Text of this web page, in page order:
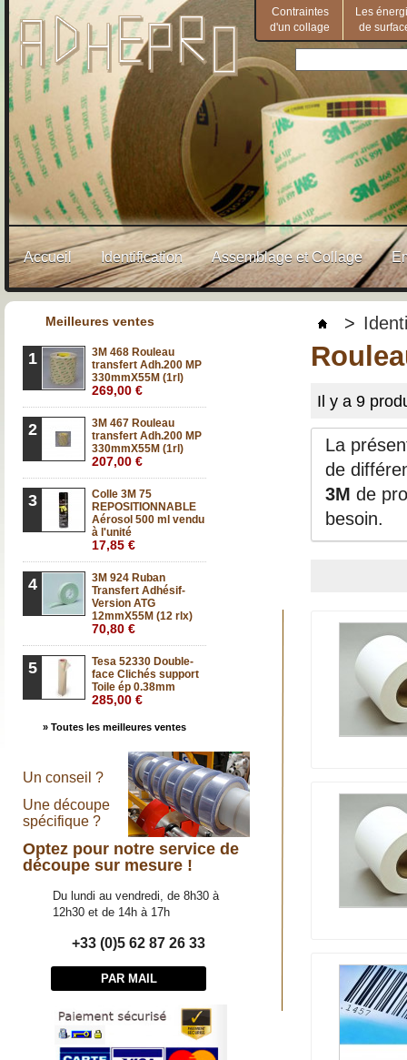
Contraintes
d'un collage
Les
de
Accueil Identification Assemblage et Collage
Meilleures ventes
1
3M 468 Rouleau
transfert Adh.200 MP
330mmX55M (1rl)
269,00 €
2
3M 467 Rouleau
transfert Adh.200 MP
330mmX55M (1rl)
207,00 €
3
Colle 3M 75
REPOSITIONNABLE
Aérosol 500 ml vendu
à l'unité
17,85 €
4
3M 924 Ruban
Transfert Adhésif-
Version ATG
12mmX55M (12 rlx)
70,80 €
5
Tesa 52330 Double-
face Clichés support
Toile ép 0.38mm
285,00 €
» Toutes les meilleures ventes
Un conseil ?
Une découpe
spécifique ?
Optez pour notre service de
découpe sur mesure !
Du lundi au vendredi, de 8h30 à
12h30 et de 14h à 17h
+33 (0)5 62 87 26 33
PAR MAIL
>
Il y a 9
La
de
3M de
besoin.